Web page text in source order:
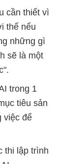
cần thiết vì
thế nếu
những gì
sẽ là một
trong 1
tiêu sản
việc để
thi lập trình